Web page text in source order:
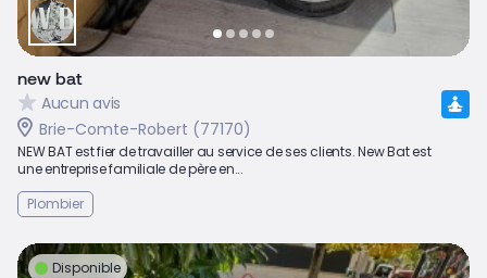
new bat
Aucun avis
Brie-Comte-Robert (77170)
NEW BAT est fier de travailler au service de ses clients. New Bat est
une entreprise familiale de père en...
Plombier
Disponible